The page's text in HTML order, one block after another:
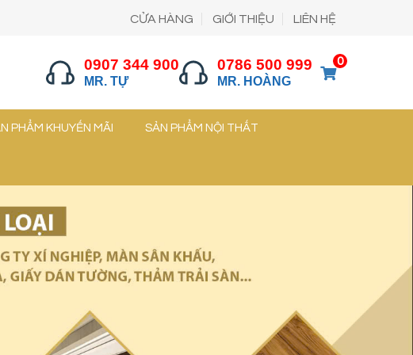
CỬA HÀNG GIỚI THIỆU LIÊN HỆ
0907 344 900
MR. TỰ
0786 500 999
MR. HOÀNG
0
PHẨM KHUYẾN MÃI SẢN PHẨM NỘI THẤT